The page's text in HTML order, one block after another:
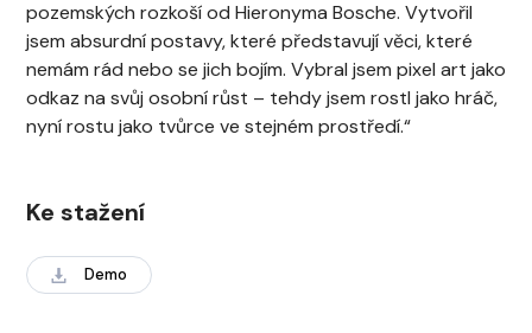
pozemských rozkoší od Hieronyma Bosche. Vytvořil
jsem absurdní postavy, které představují věci, které
nemám rád nebo se jich bojím. Vybral jsem pixel art jako
odkaz na svůj osobní růst – tehdy jsem rostl jako hráč,
nyní rostu jako tvůrce ve stejném prostředí.“
Ke stažení
Demo